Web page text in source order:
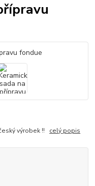
výrobek !! celý popis